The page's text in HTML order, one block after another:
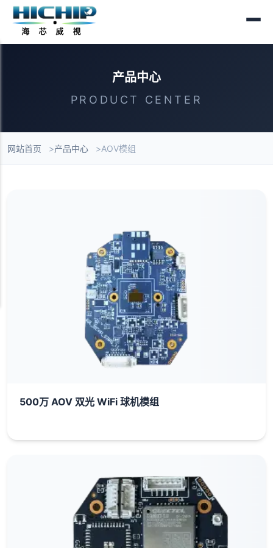
产品中心
PRODUCT CENTER
网站首页 产品中心 AOV模组
500万 AOV 双光 WiFi 球机模组